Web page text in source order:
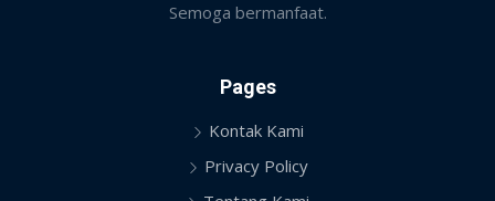
Semoga bermanfaat.
Pages
Kontak Kami
Privacy Policy